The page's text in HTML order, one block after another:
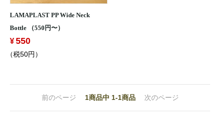
LAMAPLAST PP Wide Neck
Bottle （550円〜）
550
（税50円）
前のページ 1商品中 1-1商品 次のページ